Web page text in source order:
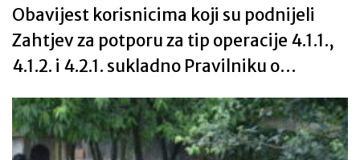
Obavijest korisnicima koji su podnijeli
Zahtjev za potporu za tip operacije 4.1.1.,
4.1.2. i 4.2.1. sukladno Pravilniku o